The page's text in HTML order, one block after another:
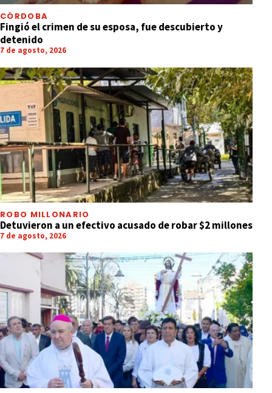
CÓRDOBA
Fingió el crimen de su esposa, fue descubierto y
detenido
7 de agosto, 2026
ROBO MILLONARIO
Detuvieron a un efectivo acusado de robar $2 millones
7 de agosto, 2026